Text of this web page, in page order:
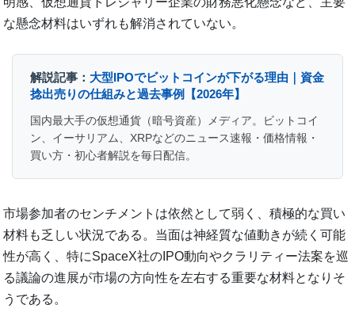
な懸念材料はいずれも解消されていない。
解説記事： 大型IPOでビットコインが下がる理由｜資金
捻出売りの仕組みと過去事例【2026年】
国内最大手の仮想通貨（暗号資産）メディア。ビットコイ
ン、イーサリアム、XRPなどのニュース速報・価格情報・
買い方・初心者解説を毎日配信。
市場参加者のセンチメントは依然として弱く、積極的な買い
材料も乏しい状況である。当面は神経質な値動きが続く可能
性が高く、特にSpaceX社のIPO動向やクラリティー法案を巡
る議論の進展が市場の方向性を左右する重要な材料となりそ
うである。